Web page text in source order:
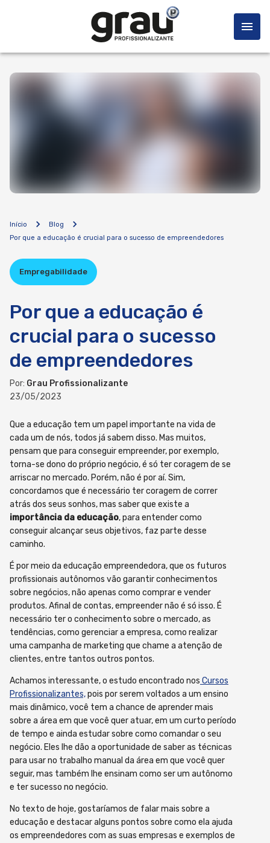
Início
Blog
Por que a educação é crucial para o sucesso de empreendedores
Empregabilidade
Por que a educação é
crucial para o sucesso
de empreendedores
Por: Grau Profissionalizante
23/05/2023
Que a educação tem um papel importante na vida de
cada um de nós, todos já sabem disso. Mas muitos,
pensam que para conseguir empreender, por exemplo,
torna-se dono do próprio negócio, é só ter coragem de se
arriscar no mercado. Porém, não é por aí. Sim,
concordamos que é necessário ter coragem de correr
atrás dos seus sonhos, mas saber que existe a
importância da educação, para entender como
conseguir alcançar seus objetivos, faz parte desse
caminho.
É por meio da educação empreendedora, que os futuros
profissionais autônomos vão garantir conhecimentos
sobre negócios, não apenas como comprar e vender
produtos. Afinal de contas, empreender não é só isso. É
necessário ter o conhecimento sobre o mercado, as
tendências, como gerenciar a empresa, como realizar
uma campanha de marketing que chame a atenção de
clientes, entre tantos outros pontos.
Achamos interessante, o estudo encontrado nos Cursos
Profissionalizantes,pois por serem voltados a um ensino
mais dinâmico, você tem a chance de aprender mais
sobre a área em que você quer atuar, em um curto período
de tempo e ainda estudar sobre como comandar o seu
negócio. Eles lhe dão a oportunidade de saber as técnicas
para usar no trabalho manual da área em que você quer
seguir, mas também lhe ensinam como ser um autônomo
e ter sucesso no negócio.
No texto de hoje, gostaríamos de falar mais sobre a
educação e destacar alguns pontos sobre como ela ajuda
os empreendedores com as suas empresas e exemplos de